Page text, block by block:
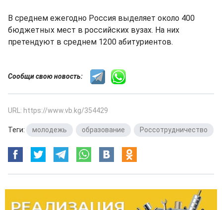
В среднем ежегодно Россия выделяет около 400
бюджетных мест в российских вузах. На них
претендуют в среднем 1200 абитуриентов.
Сообщи свою новость:
URL: https://www.vb.kg/354429
Теги: молодежь образование Россотрудничество